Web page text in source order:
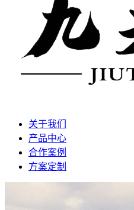
关于我们
产品中心
合作案例
方案定制